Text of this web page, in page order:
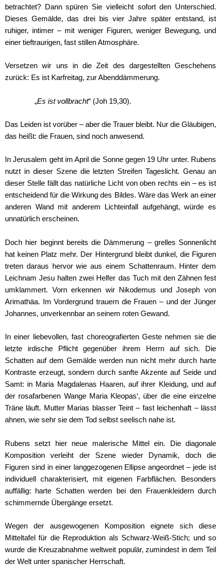
betrachtet? Dann spüren Sie vielleicht sofort den Unterschied.
Dieses Gemälde, das drei bis vier Jahre später entstand, ist
ruhiger, intimer – mit weniger Figuren, weniger Bewegung, und
einer tieftraurigen, fast stillen Atmosphäre.
Versetzen wir uns in die Zeit des dargestellten Geschehens
zurück: Es ist Karfreitag, zur Abenddämmerung.
„Es ist vollbracht“ (Joh 19,30).
Das Leiden ist vorüber – aber die Trauer bleibt. Nur die Gläubigen,
das heißt: die Frauen, sind noch anwesend.
In Jerusalem geht im April die Sonne gegen 19 Uhr unter. Rubens
nutzt in dieser Szene die letzten Streifen Tageslicht. Genau an
dieser Stelle fällt das natürliche Licht von oben rechts ein – es ist
entscheidend für die Wirkung des Bildes. Wäre das Werk an einer
anderen Wand mit anderem Lichteinfall aufgehängt, würde es
unnatürlich erscheinen.
Doch hier beginnt bereits die Dämmerung – grelles Sonnenlicht
hat keinen Platz mehr. Der Hintergrund bleibt dunkel, die Figuren
treten daraus hervor wie aus einem Schattenraum. Hinter dem
Leichnam Jesu halten zwei Helfer das Tuch mit den Zähnen fest
umklammert. Vorn erkennen wir Nikodemus und Joseph von
Arimathäa. Im Vordergrund trauern die Frauen – und der Jünger
Johannes, unverkennbar an seinem roten Gewand.
In einer liebevollen, fast choreografierten Geste nehmen sie die
letzte irdische Pflicht gegenüber ihrem Herrn auf sich. Die
Schatten auf dem Gemälde werden nun nicht mehr durch harte
Kontraste erzeugt, sondern durch sanfte Akzente auf Seide und
Samt: in Maria Magdalenas Haaren, auf ihrer Kleidung, und auf
der rosafarbenen Wange Maria Kleopas‘, über die eine einzelne
Träne läuft. Mutter Marias blasser Teint – fast leichenhaft – lässt
ahnen, wie sehr sie dem Tod selbst seelisch nahe ist.
Rubens setzt hier neue malerische Mittel ein. Die diagonale
Komposition verleiht der Szene wieder Dynamik, doch die
Figuren sind in einer langgezogenen Ellipse angeordnet – jede ist
individuell charakterisiert, mit eigenen Farbflächen. Besonders
auffällig: harte Schatten werden bei den Frauenkleidern durch
schimmernde Übergänge ersetzt.
Wegen der ausgewogenen Komposition eignete sich diese
Mitteltafel für die Reproduktion als Schwarz-Weiß-Stich; und so
wurde die Kreuzabnahme weltweit populär, zumindest in dem Teil
der Welt unter spanischer Herrschaft.